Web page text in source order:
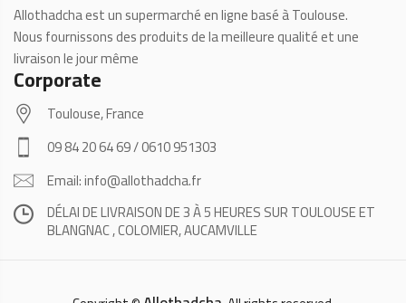
Allothadcha est un supermarché en ligne basé à Toulouse.
Nous fournissons des produits de la meilleure qualité et une
livraison le jour même
Corporate
Toulouse, France
09 84 20 64 69 / 0610 951303
Email: info@allothadcha.fr
DÉLAI DE LIVRAISON DE 3 À 5 HEURES SUR TOULOUSE ET
BLANGNAC , COLOMIER, AUCAMVILLE